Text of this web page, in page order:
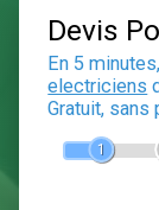
Devis
En 5